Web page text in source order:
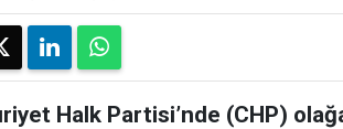
Halk Partisi’nde (CHP)